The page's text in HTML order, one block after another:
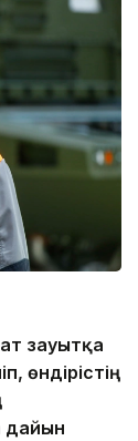
зауытқа
өндірістің
дайын